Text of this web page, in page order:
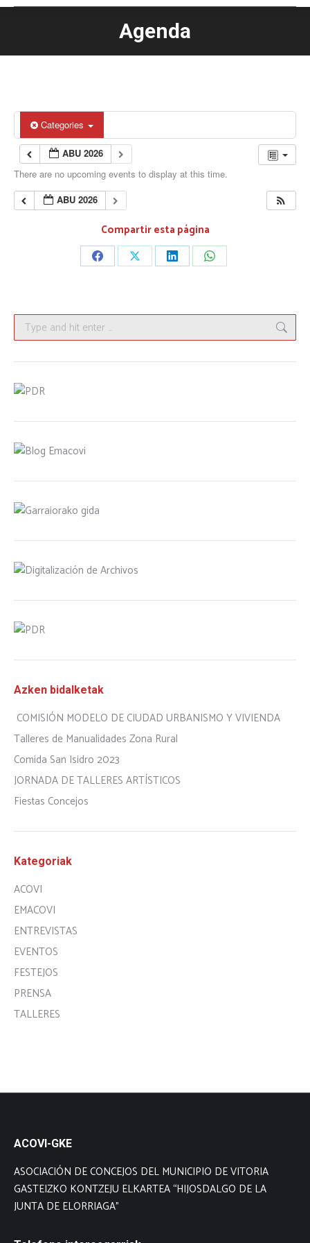
Agenda
You are here:
Categories
ABU 2026
There are no upcoming events to display at this time.
ABU 2026
Compartir esta página
Share Share Share Share
Search:
Azken bidalketak
COMISIÓN MODELO DE CIUDAD URBANISMO Y VIVIENDA
Talleres de Manualidades Zona Rural
Comida San Isidro 2023
JORNADA DE TALLERES ARTÍSTICOS
Fiestas Concejos
Kategoriak
ACOVI
EMACOVI
ENTREVISTAS
EVENTOS
FESTEJOS
PRENSA
TALLERES
ACOVI-GKE
ASOCIACIÓN DE CONCEJOS DEL MUNICIPIO DE VITORIA
GASTEIZKO KONTZEJU ELKARTEA “HIJOSDALGO DE LA
JUNTA DE ELORRIAGA”